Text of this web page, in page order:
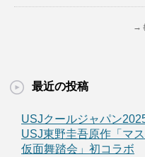
→
最近の投稿
USJクールジャパン
USJ東野圭吾原作「マ
仮面舞踏会」初コラボ